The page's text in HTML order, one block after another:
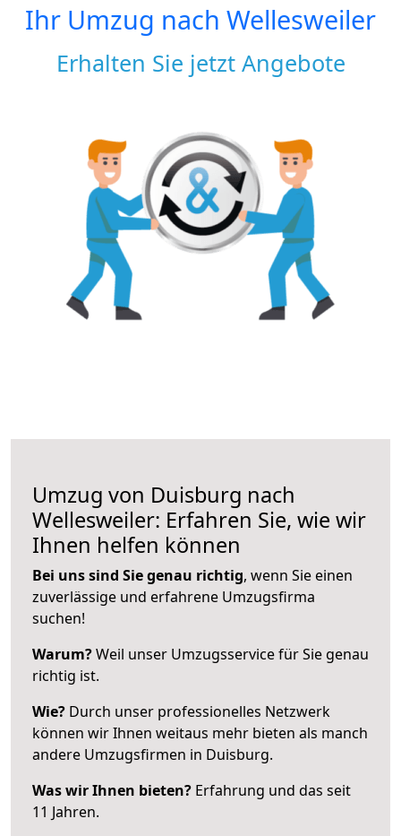
Ihr Umzug nach Wellesweiler
Erhalten Sie jetzt Angebote
Umzug von Duisburg nach
Wellesweiler: Erfahren Sie, wie wir
Ihnen helfen können
Bei uns sind Sie genau richtig, wenn Sie einen
zuverlässige und erfahrene Umzugsfirma
suchen!
Warum?Weil unser Umzugsservice für Sie genau
richtig ist.
Wie? Durch unser professionelles Netzwerk
können wir Ihnen weitaus mehr bieten als manch
andere Umzugsfirmen in Duisburg.
Was wir Ihnen bieten? Erfahrung und das seit
11 Jahren.